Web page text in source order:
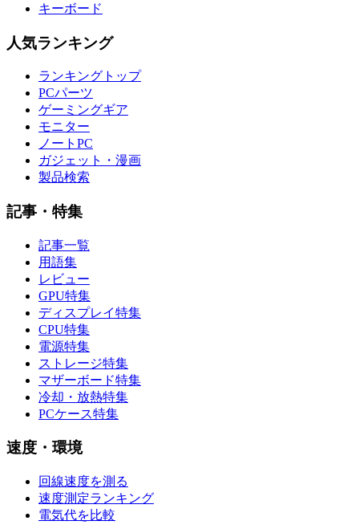
キーボード
人気ランキング
ランキングトップ
PCパーツ
ゲーミングギア
モニター
ノートPC
ガジェット・漫画
製品検索
記事・特集
記事一覧
用語集
レビュー
GPU特集
ディスプレイ特集
CPU特集
電源特集
ストレージ特集
マザーボード特集
冷却・放熱特集
PCケース特集
速度・環境
回線速度を測る
速度測定ランキング
電気代を比較